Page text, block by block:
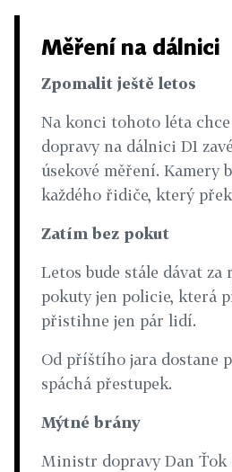
Měření na dálnici
Zpomalit ještě letos
Na konci tohoto léta
dopravy na dálnici D1
úsekové měření. Kamery
každého řidiče, který
Zatím bez pokut
Letos bude stále dávat za
pokuty jen policie, která
přistihne jen pár lidí.
Od příštího jara dostane
spáchá přestupek.
Mýtné brány
Ministr dopravy Dan Ťok